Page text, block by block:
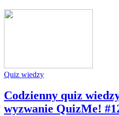
Quiz wiedzy
Codzienny quiz
wyzwanie QuizMe!